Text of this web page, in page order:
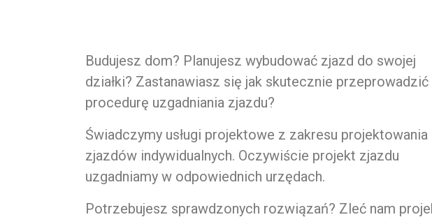
Budujesz dom? Planujesz wybudować zjazd do swojej
działki? Zastanawiasz się jak skutecznie przeprowadzić
procedurę uzgadniania zjazdu?
Świadczymy usługi projektowe z zakresu projektowania
zjazdów indywidualnych. Oczywiście projekt zjazdu
uzgadniamy w odpowiednich urzędach.
Potrzebujesz sprawdzonych rozwiązań? Zleć nam